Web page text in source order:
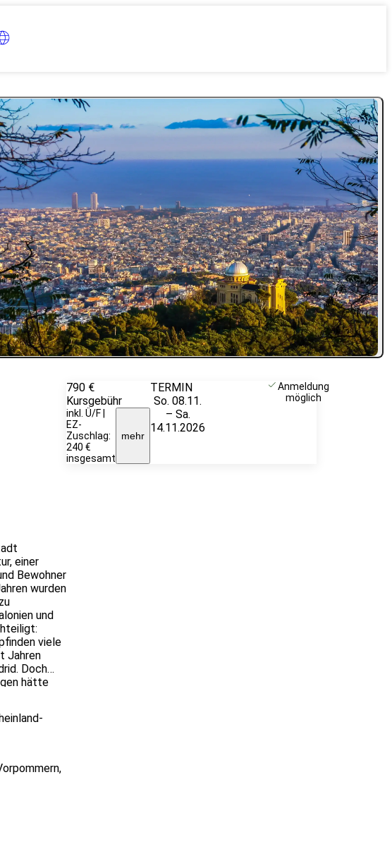
einer
Bewohner
wurden
und
viele
Jahren
Doch
hätte
,
790 €
Kursgebühr
inkl. Ü/F |
EZ-
Zuschlag:
240 €
insgesamt
mehr
TERMIN
So. 08.11.
– Sa.
14.11.2026
Anmeldung
möglich